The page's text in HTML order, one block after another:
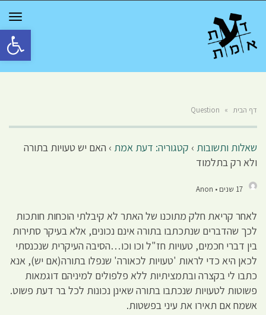
פתח
דף הבית »
Question
שאלות ותשובות › קטגוריה: דעת אמת › האם יש טעויות בתורה
ולא רק בתלמוד
17 שנים • Anon
לאחר קריאת חלק מתוכנו של האתר לא קיבלתי הוכחות חותכות
לכך שהדברים שנתכתבו בתורה אינם נכונים, אלא בעיקר סתירות
בין דברי חכמים, טעויות חז"ל וכו וכו…הסיבה העיקרית שנכנסתי
לכאן היא כדי לראות 'טעויות לכאורה' שנפלו בתורה(אם יש), אנא
כתבו לי בקצרה ובתמציתיות ללא פלפולים למיניהם דוגמאות
פשוטות לטעויות שנכתבו בתורה שאינן נכונות לכל בר דעת פשוט.
אשמח אם תאירו את עיני בפשטות.